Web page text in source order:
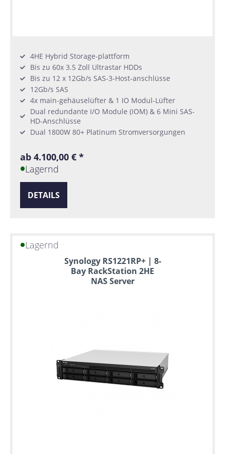
4HE Hybrid Storage-plattform
Bis zu 60x 3.5 Zoll Ultrastar HDDs
Bis zu 12 x 12Gb/s SAS-3-Host-anschlüsse
12Gb/s SAS
4x main-gehäuselüfter & 1 IO Modul-Lüfter
Dual redundante I/O Module (IOM) & 6 Mini SAS-
HD-Anschlüsse
Dual 1800W 80+ Platinum Stromversorgungen
ab 4.100,00 € *
Lagernd
DETAILS
Lagernd
Synology RS1221RP+ | 8-
Bay RackStation 2HE
NAS Server